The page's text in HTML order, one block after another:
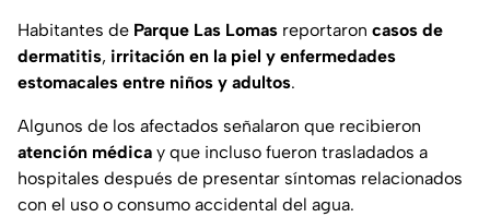
Habitantes de Parque Las Lomas reportaron casos de
dermatitis, irritación en la piel y enfermedades
estomacales entre niños y adultos.
Algunos de los afectados señalaron que recibieron
atención médica y que incluso fueron trasladados a
hospitales después de presentar síntomas relacionados
con el uso o consumo accidental del agua.